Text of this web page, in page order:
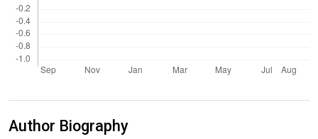
Author Biography